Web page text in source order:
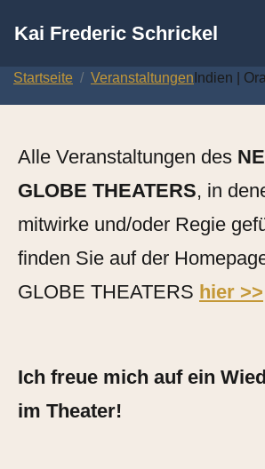
Zum
Inhalt
Kai Frederic Schrickel
Startseite Veranstaltungen Indien |
Alle Veranstaltungen des
GLOBE THEATERS, in
mitwirke und/oder Regie
finden Sie auf der
GLOBE THEATERS hier >>
Ich freue mich auf ein
im Theater!